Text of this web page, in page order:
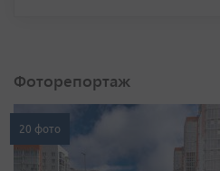
Фоторепортаж
20 фото